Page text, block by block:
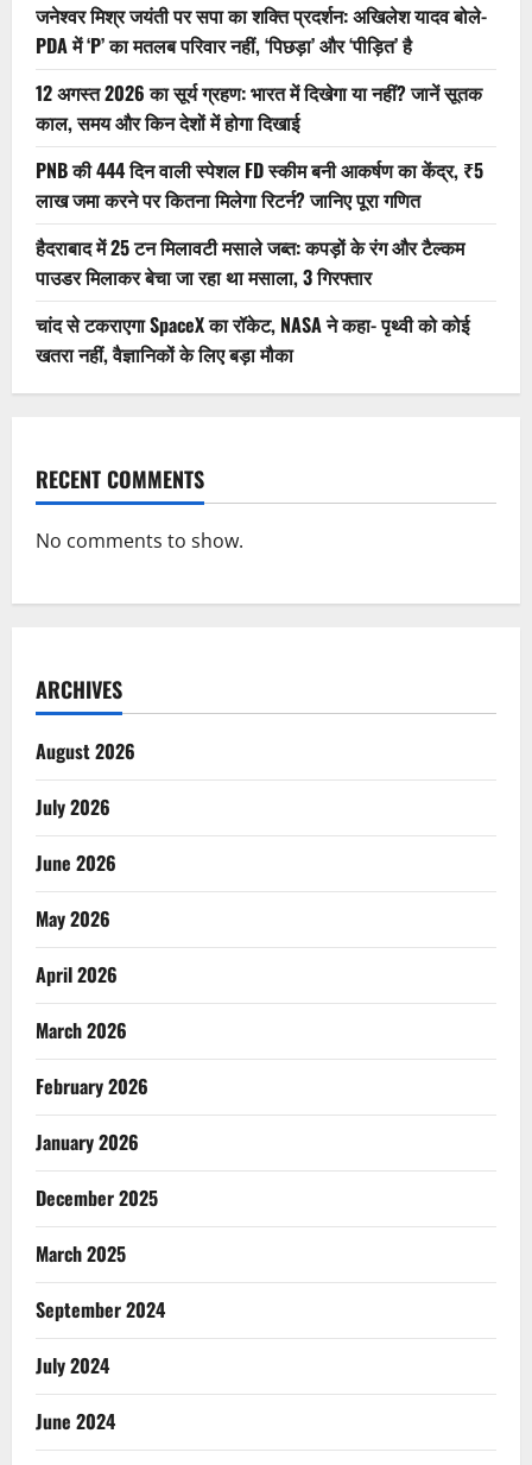
जनेश्वर मिश्र जयंती पर सपा का शक्ति प्रदर्शन: अखिलेश यादव बोले-
PDA में ‘P’ का मतलब परिवार नहीं, ‘पिछड़ा’ और ‘पीड़ित’ है
12 अगस्त 2026 का सूर्य ग्रहण: भारत में दिखेगा या नहीं? जानें सूतक
काल, समय और किन देशों में होगा दिखाई
PNB की 444 दिन वाली स्पेशल FD स्कीम बनी आकर्षण का केंद्र, ₹5
लाख जमा करने पर कितना मिलेगा रिटर्न? जानिए पूरा गणित
हैदराबाद में 25 टन मिलावटी मसाले जब्त: कपड़ों के रंग और टैल्कम
पाउडर मिलाकर बेचा जा रहा था मसाला, 3 गिरफ्तार
चांद से टकराएगा SpaceX का रॉकेट, NASA ने कहा- पृथ्वी को कोई
खतरा नहीं, वैज्ञानिकों के लिए बड़ा मौका
RECENT COMMENTS
No comments to show.
ARCHIVES
August 2026
July 2026
June 2026
May 2026
April 2026
March 2026
February 2026
January 2026
December 2025
March 2025
September 2024
July 2024
June 2024